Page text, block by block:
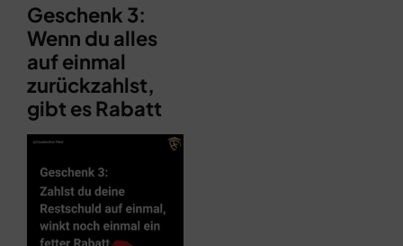
Geschenk 3:
Wenn du alles
auf einmal
zurückzahlst,
gibt es Rabatt